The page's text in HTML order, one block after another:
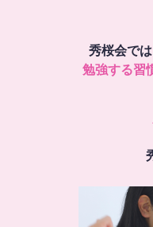
秀桜会では
勉強する習